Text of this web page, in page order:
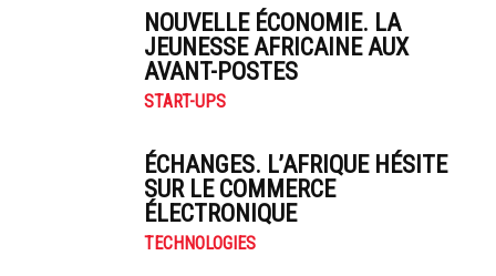
NOUVELLE ÉCONOMIE. LA
JEUNESSE AFRICAINE AUX
AVANT-POSTES
START-UPS
ÉCHANGES. L’AFRIQUE HÉSITE
SUR LE COMMERCE
ÉLECTRONIQUE
TECHNOLOGIES